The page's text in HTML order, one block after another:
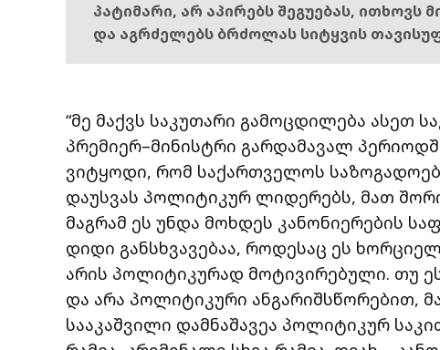
პატიმარი, არ აპირებს შეგუებას,
და აგრძელებს ბრძოლას სიტყვის
“მე მაქვს საკუთარი გამოცდილება ასეთ
პრემიერ–მინისტრი გარდამავალ
ვიტყოდი, რომ საქართველოს
დაუსვას პოლიტიკურ ლიდერებს, მათ
მაგრამ ეს უნდა მოხდეს კანონიერების
დიდი განსხვავებაა, როდესაც ეს
არის პოლიტიკურად მოტივირებული. თუ
და არა პოლიტიკური ანგარიშსწორებით,
სააკაშვილი დამნაშავეა პოლიტიკურ